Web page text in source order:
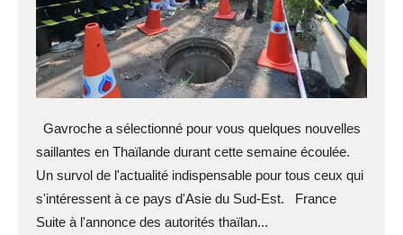
Gavroche a sélectionné pour vous quelques nouvelles
saillantes en Thaïlande durant cette semaine écoulée.
Un survol de l'actualité indispensable pour tous ceux qui
s'intéressent à ce pays d'Asie du Sud-Est. France
Suite à l'annonce des autorités thaïlan...